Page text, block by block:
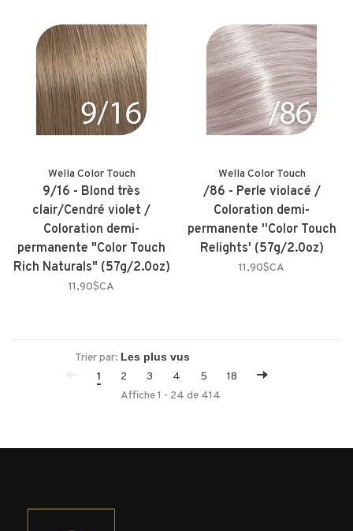
Wella Color Touch
9/16 - Blond très
clair/Cendré violet /
Coloration demi-
permanente "Color Touch
Rich Naturals" (57g/2.0oz)
11,90$CA
Wella Color Touch
/86 - Perle violacé /
Coloration demi-
permanente ''Color Touch
Relights' (57g/2.0oz)
11,90$CA
Trier par:
1
2 3 4 5
18
Affiche 1 - 24 de 414